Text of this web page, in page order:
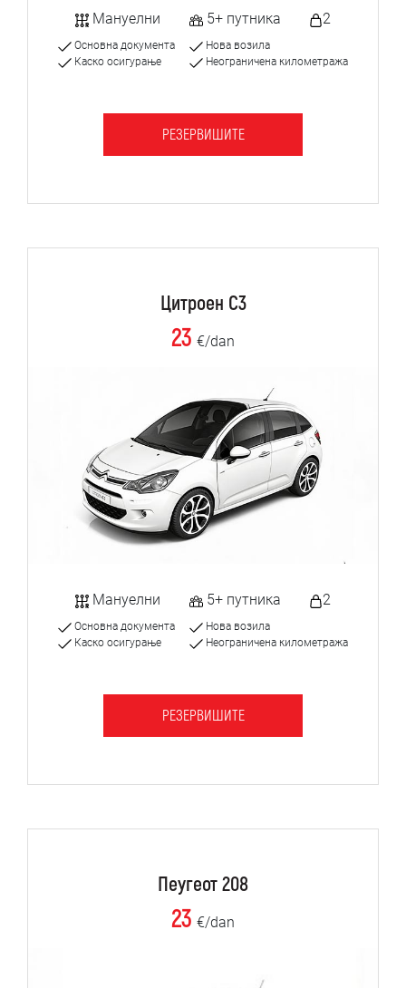
Мануелни 5+ путника 2
Основна документа
Каско осигурање
Нова возила
Неограничена километража
РЕЗЕРВИШИТЕ
Цитроен C3
23 €/dan
Мануелни 5+ путника 2
Основна документа
Каско осигурање
Нова возила
Неограничена километража
РЕЗЕРВИШИТЕ
Пеугеот 208
23 €/dan